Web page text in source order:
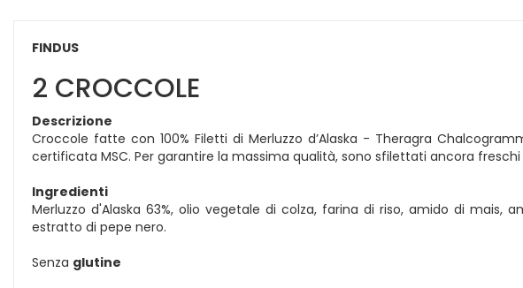
FINDUS
2 CROCCOLE
Descrizione
Croccole fatte con 100% Filetti di Merluzzo d’Alaska - Theragra
certificata MSC. Per garantire la massima qualità, sono sfilettati ancora
Ingredienti
Merluzzo d'Alaska 63%, olio vegetale di colza, farina di riso, amido di
estratto di pepe nero.
Senza glutine